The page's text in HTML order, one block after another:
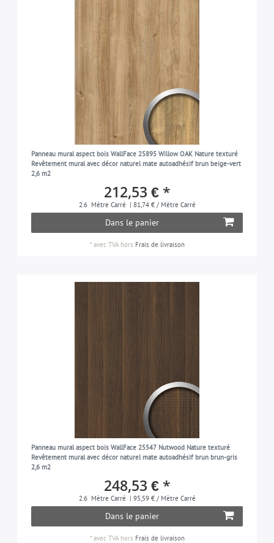
Panneau mural aspect bois WallFace 25895 Willow OAK Nature texturé
Revêtement mural avec décor naturel mate autoadhésif brun beige-vert
2,6 m2
212,53 € *
2.6 Mètre Carré | 81,74 € / Mètre Carré
Dans le panier
*avec TVAhors Frais de livraison
Panneau mural aspect bois WallFace 25547 Nutwood Nature texturé
Revêtement mural avec décor naturel mate autoadhésif brun brun-gris
2,6 m2
248,53 € *
2.6 Mètre Carré | 95,59 € / Mètre Carré
Dans le panier
*avec TVAhors Frais de livraison